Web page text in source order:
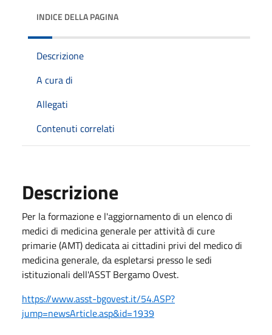
INDICE DELLA PAGINA
Descrizione
A cura di
Allegati
Contenuti correlati
Descrizione
Per la formazione e l'aggiornamento di un elenco di
medici di medicina generale per attività di cure
primarie (AMT) dedicata ai cittadini privi del medico di
medicina generale, da espletarsi presso le sedi
istituzionali dell'ASST Bergamo Ovest.
https://www.asst-bgovest.it/54.ASP?
jump=newsArticle.asp&id=1939